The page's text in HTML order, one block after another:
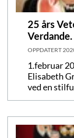
25 års
Verdande.
OPPDATERT
1.februar
Elisabeth
ved en